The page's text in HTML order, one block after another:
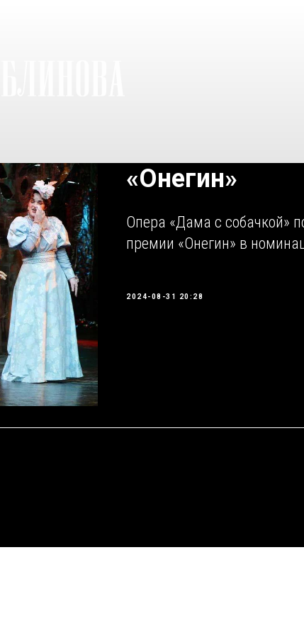
«Онегин»
Опера «Дама с собачкой»
премии «Онегин» в
2024-08-31 20:28